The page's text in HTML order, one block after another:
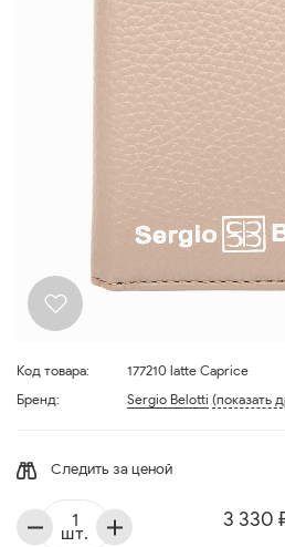
Код товара:
177210 latte Caprice
Бренд:
Sergio Belotti (показать
Следить за ценой
3 330
шт.